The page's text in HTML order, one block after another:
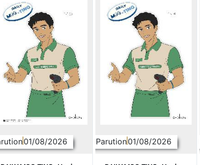
01/08/2026 Parution01/08/2026